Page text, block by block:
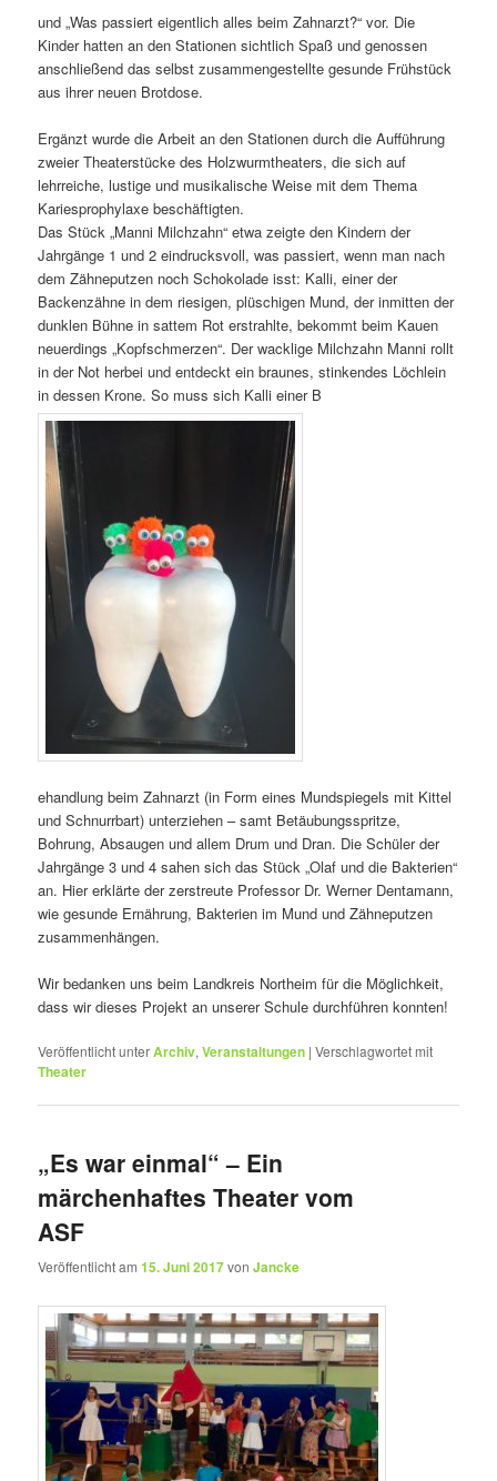
und „Was passiert eigentlich alles beim Zahnarzt?“ vor. Die
Kinder hatten an den Stationen sichtlich Spaß und genossen
anschließend das selbst zusammengestellte gesunde Frühstück
aus ihrer neuen Brotdose.
Ergänzt wurde die Arbeit an den Stationen durch die Aufführung
zweier Theaterstücke des Holzwurmtheaters, die sich auf
lehrreiche, lustige und musikalische Weise mit dem Thema
Kariesprophylaxe beschäftigten.
Das Stück „Manni Milchzahn“ etwa zeigte den Kindern der
Jahrgänge 1 und 2 eindrucksvoll, was passiert, wenn man nach
dem Zähneputzen noch Schokolade isst: Kalli, einer der
Backenzähne in dem riesigen, plüschigen Mund, der inmitten der
dunklen Bühne in sattem Rot erstrahlte, bekommt beim Kauen
neuerdings „Kopfschmerzen“. Der wacklige Milchzahn Manni rollt
in der Not herbei und entdeckt ein braunes, stinkendes Löchlein
in dessen Krone. So muss sich Kalli einer B
ehandlung beim Zahnarzt (in Form eines Mundspiegels mit Kittel
und Schnurrbart) unterziehen – samt Betäubungsspritze,
Bohrung, Absaugen und allem Drum und Dran. Die Schüler der
Jahrgänge 3 und 4 sahen sich das Stück „Olaf und die Bakterien“
an. Hier erklärte der zerstreute Professor Dr. Werner Dentamann,
wie gesunde Ernährung, Bakterien im Mund und Zähneputzen
zusammenhängen.
Wir bedanken uns beim Landkreis Northeim für die Möglichkeit,
dass wir dieses Projekt an unserer Schule durchführen konnten!
Veröffentlicht unterArchiv,Veranstaltungen |Verschlagwortet mit
Theater
„Es war einmal“ – Ein
märchenhaftes Theater vom
ASF
Veröffentlicht am15. Juni 2017vonJancke